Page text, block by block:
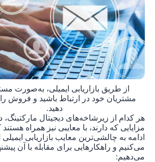
از طریق بازاریابی ایمیلی، به‌صورت
مشتریان خود در ارتباط باشید و فروش‌
دهید.
هر کدام از زیرشاخه‌‌های دیجیتال مارکتینگ،
مزایایی که دارند، با معایبی نیز همراه هستند
ادامه به چالشی‌ترین معایب‌ بازاریابی ایمیلی
می‌کنیم و راهکارهایی برای مقابله با آن
می‌دهیم: